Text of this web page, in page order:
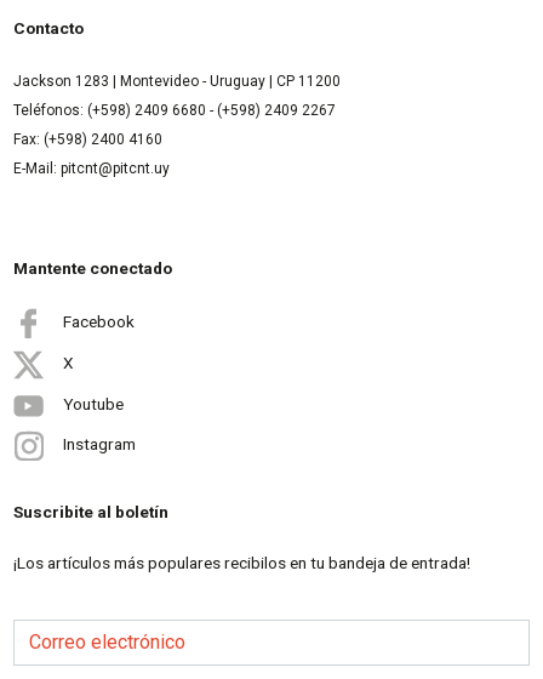
Contacto
Jackson 1283 | Montevideo - Uruguay | CP 11200
Teléfonos: (+598) 2409 6680 - (+598) 2409 2267
Fax: (+598) 2400 4160
E-Mail: pitcnt@pitcnt.uy
Mantente conectado
Facebook
X
Youtube
Instagram
Suscribite al boletín
¡Los artículos más populares recibilos en tu bandeja de entrada!
Correo electrónico